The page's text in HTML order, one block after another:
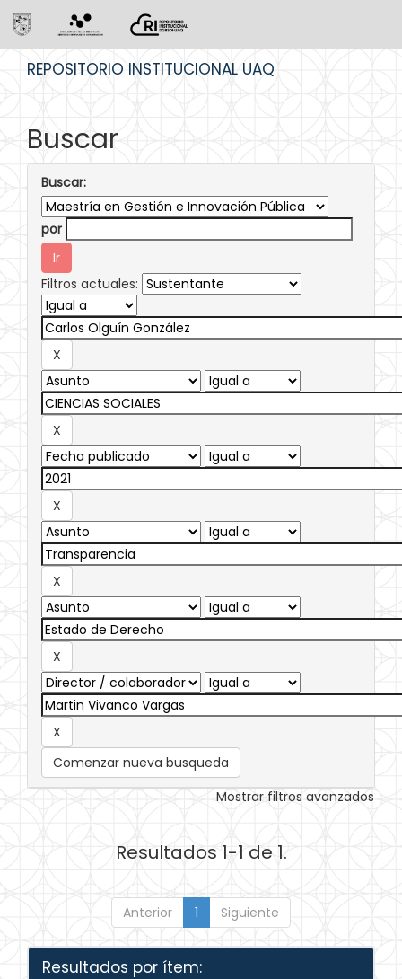
REPOSITORIO INSTITUCIONAL UAQ
Buscar
Buscar:
por
Filtros actuales:
Comenzar nueva busqueda
Mostrar filtros avanzados
Resultados 1-1 de 1.
Anterior 1 Siguiente
Resultados por ítem: